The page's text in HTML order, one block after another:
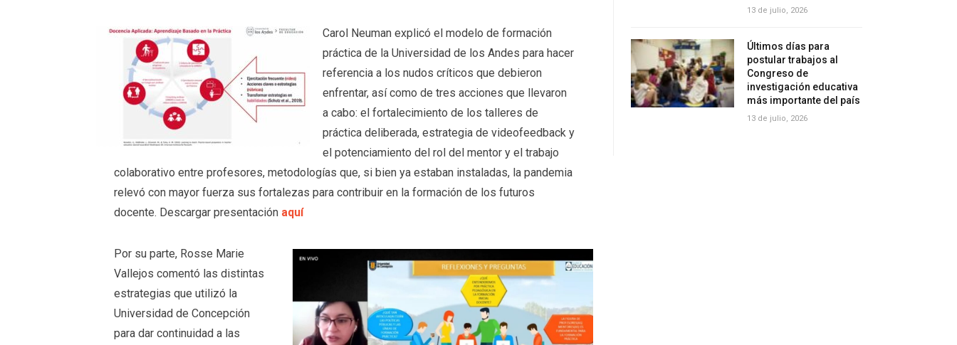
Carol Neuman explicó el modelo de formación
práctica de la Universidad de los Andes para hacer
referencia a los nudos críticos que debieron
enfrentar, así como de tres acciones que llevaron
a cabo: el fortalecimiento de los talleres de
práctica deliberada, estrategia de videofeedback y
el potenciamiento del rol del mentor y el trabajo
colaborativo entre profesores, metodologías que, si bien ya estaban instaladas, la pandemia
relevó con mayor fuerza sus fortalezas para contribuir en la formación de los futuros
docente. Descargar presentación aquí
Por su parte, Rosse Marie
Vallejos comentó las distintas
estrategias que utilizó la
Universidad de Concepción
para dar continuidad a las
13 de julio, 2026
Últimos días para
postular trabajos al
Congreso de
investigación educativa
más importante del país
13 de julio, 2026